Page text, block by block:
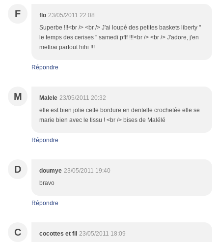
F flo 23/05/2011 22:08
Superbe !!!<br /> <br /> J'ai loupé des petites baskets liberty "
le temps des cerises '' samedi pfff !!!<br /> <br /> J'adore, j'en
mettrai partout hihi !!!
Répondre
M Malele 23/05/2011 20:32
elle est bien jolie cette bordure en dentelle crochetée elle se
marie bien avec le tissu ! <br /> bises de Malélé
Répondre
D doumye 23/05/2011 19:40
bravo
Répondre
C cocottes et fil 23/05/2011 18:09